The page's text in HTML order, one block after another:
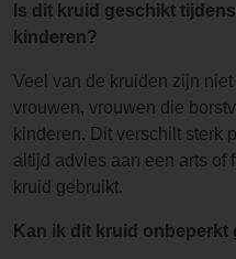
Is dit kruid geschikt
kinderen?
Veel van de kruiden zijn
vrouwen, vrouwen die
kinderen. Dit verschilt sterk
altijd advies aan een arts of
kruid gebruikt.
Kan ik dit kruid onbeperkt